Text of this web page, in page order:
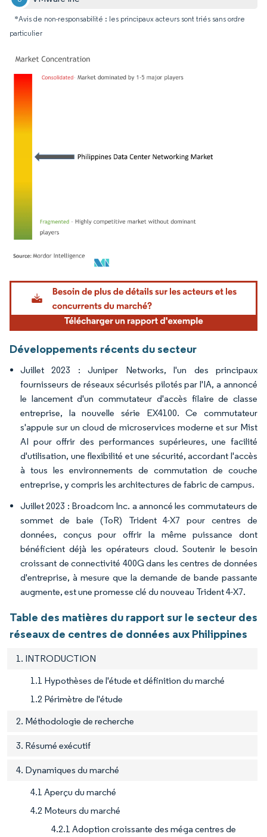
*Avis de non-responsabilité : les principaux acteurs sont triés sans ordre
particulier
Image © Mordor Intelligence. La réutilisation nécessite une attribution sous CC BY
Développements récents du secteur
Juillet 2023 : Juniper Networks, l'un des principaux
fournisseurs de réseaux sécurisés pilotés par l'IA, a annoncé
le lancement d'un commutateur d'accès filaire de classe
entreprise, la nouvelle série EX4100. Ce commutateur
s'appuie sur un cloud de microservices moderne et sur Mist
AI pour offrir des performances supérieures, une facilité
d'utilisation, une flexibilité et une sécurité, accordant l'accès
à tous les environnements de commutation de couche
entreprise, y compris les architectures de fabric de campus.
Juillet 2023 : Broadcom Inc. a annoncé les commutateurs de
sommet de baie (ToR) Trident 4-X7 pour centres de
données, conçus pour offrir la même puissance dont
bénéficient déjà les opérateurs cloud. Soutenir le besoin
croissant de connectivité 400G dans les centres de données
d'entreprise, à mesure que la demande de bande passante
augmente, est une promesse clé du nouveau Trident 4-X7.
Table des matières du rapport sur le secteur des
réseaux de centres de données aux Philippines
1. INTRODUCTION
1.1 Hypothèses de l'étude et définition du marché
1.2 Périmètre de l'étude
2. Méthodologie de recherche
3. Résumé exécutif
4. Dynamiques du marché
4.1 Aperçu du marché
4.2 Moteurs du marché
4.2.1 Adoption croissante des méga centres de